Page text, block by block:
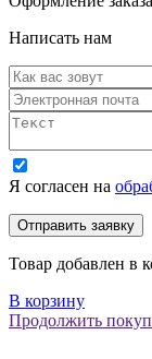
Написать нам
Я согласен на
Товар добавлен в
В корзину
Продолжить